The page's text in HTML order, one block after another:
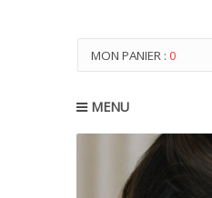
MON PANIER : 0
MENU